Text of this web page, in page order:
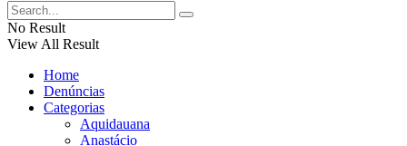
No Result
View All Result
Home
Denúncias
Categorias
Aquidauana
Anastácio